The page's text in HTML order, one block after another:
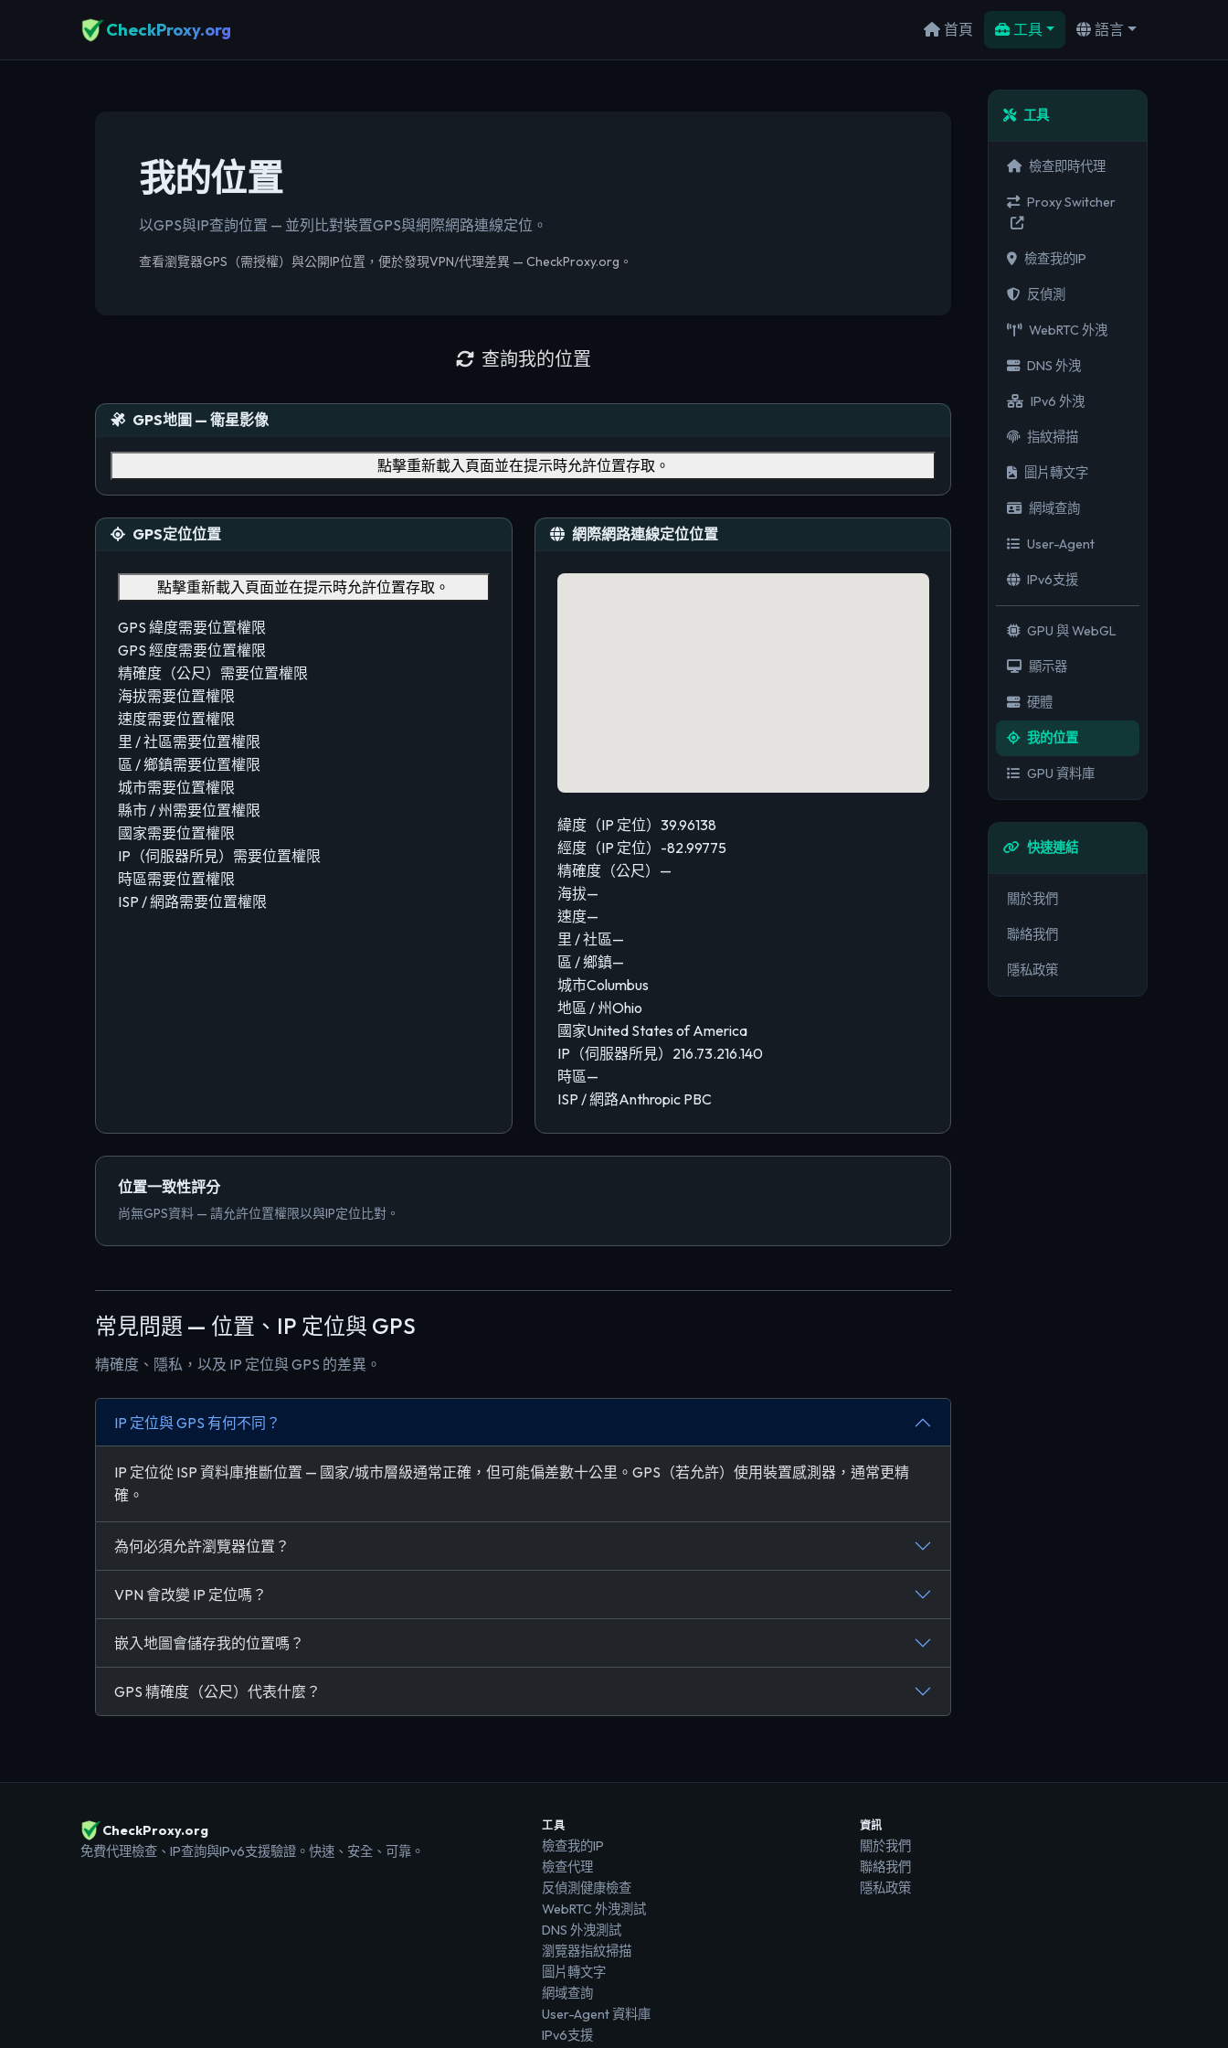
CheckProxy.org 首頁 工具 語言
我的位置
以GPS與IP查詢位置 — 並列比對裝置GPS與網際網路連線定位。
查看瀏覽器GPS（需授權）與公開IP位置，便於發現VPN/代理差異 — CheckProxy.org。
查詢我的位置
GPS地圖 — 衛星影像
點擊重新載入頁面並在提示時允許位置存取。
GPS定位位置
點擊重新載入頁面並在提示時允許位置存取。
GPS 緯度需要位置權限
GPS 經度需要位置權限
精確度（公尺） 需要位置權限
海拔需要位置權限
速度需要位置權限
里 / 社區需要位置權限
區 / 鄉鎮需要位置權限
城市需要位置權限
縣市 / 州 需要位置權限
國家需要位置權限
IP（伺服器所見） 需要位置權限
時區需要位置權限
ISP / 網路需要位置權限
網際網路連線定位位置
緯度（IP 定位） 39.96138
經度（IP 定位） -82.99775
精確度（公尺） —
海拔—
速度—
里 / 社區—
區 / 鄉鎮—
城市Columbus
地區 / 州Ohio
國家United States of America
IP（伺服器所見） 216.73.216.140
時區—
ISP / 網路Anthropic PBC
位置一致性評分
尚無GPS資料 — 請允許位置權限以與IP定位比對。
常見問題 — 位置、IP 定位與 GPS
精確度、隱私，以及 IP 定位與 GPS 的差異。
IP 定位與 GPS 有何不同？
IP 定位從 ISP 資料庫推斷位置 — 國家/城市層級通常正確，但可能偏差數十公里。GPS（若允許）使用裝置感測器，通常更精
確。
為何必須允許瀏覽器位置？
VPN 會改變 IP 定位嗎？
嵌入地圖會儲存我的位置嗎？
GPS 精確度（公尺）代表什麼？
工具
檢查即時代理
Proxy Switcher
檢查我的IP
反偵測
WebRTC 外洩
DNS 外洩
IPv6 外洩
指紋掃描
圖片轉文字
網域查詢
User-Agent
IPv6支援
GPU 與 WebGL
顯示器
硬體
我的位置
GPU 資料庫
快速連結
關於我們
聯絡我們
隱私政策
CheckProxy.org
免費代理檢查、IP查詢與IPv6支援驗證。快速、安全、可靠。
工具
檢查我的IP
檢查代理
反偵測健康檢查
WebRTC 外洩測試
DNS 外洩測試
瀏覽器指紋掃描
圖片轉文字
網域查詢
User-Agent 資料庫
IPv6支援
資訊
關於我們
聯絡我們
隱私政策